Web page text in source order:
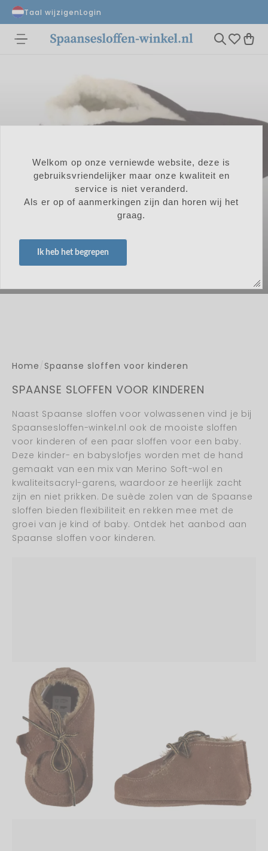
Taal wijzigenLogin
SLOFFEN VOOR
KINDEREN
Home Spaanse sloffen voor kinderen
SPAANSE SLOFFEN VOOR KINDEREN
Naast Spaanse sloffen voor volwassenen vind je bij
Spaansesloffen-winkel.nl ook de mooiste sloffen
voor kinderen of een paar sloffen voor een baby.
Deze kinder- en babyslofjes worden met de hand
gemaakt van een mix van Merino Soft-wol en
kwaliteitsacryl-garens, waardoor ze heerlijk zacht
zijn en niet prikken. De suède zolen van de Spaanse
sloffen bieden flexibiliteit en rekken mee met de
groei van je kind of baby. Ontdek het aanbod aan
Spaanse sloffen voor kinderen.
Welkom op onze verniewde website, deze is
gebruiksvriendelijker maar onze kwaliteit en
service is niet veranderd.
Als er op of aanmerkingen zijn dan horen wij het
graag.
Ik heb het begrepen